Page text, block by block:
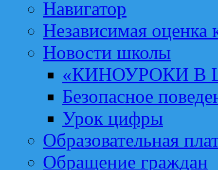
Навигатор
Независимая оценка
Новости школы
«КИНОУРОКИ В
Безопасное
Урок цифры
Образовательная
Обращение граждан